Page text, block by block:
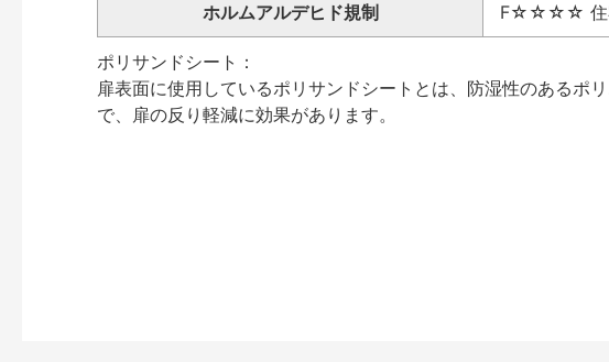
ホルムアルデヒド規制 F☆☆☆☆ 住宅
ポリサンドシート：
扉表面に使用しているポリサンドシートとは、防湿性のあるポ
で、扉の反り軽減に効果があります。